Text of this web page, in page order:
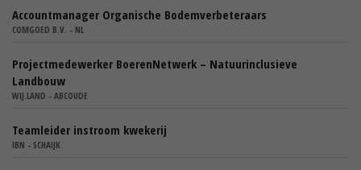
Accountmanager Organische Bodemverbeteraars
COMGOED B.V. - NL
Projectmedewerker BoerenNetwerk – Natuurinclusieve
Landbouw
WIJ.LAND - ABCOUDE
Teamleider instroom kwekerij
IBN - SCHAIJK